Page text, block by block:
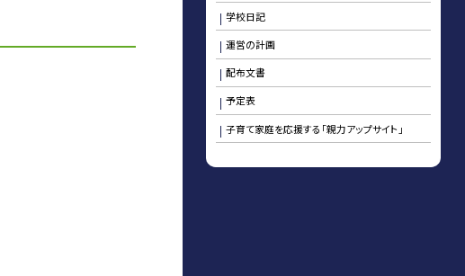
学校日記
運営の計画
配布文書
予定表
子育て家庭を応援する「親力アップサイト」